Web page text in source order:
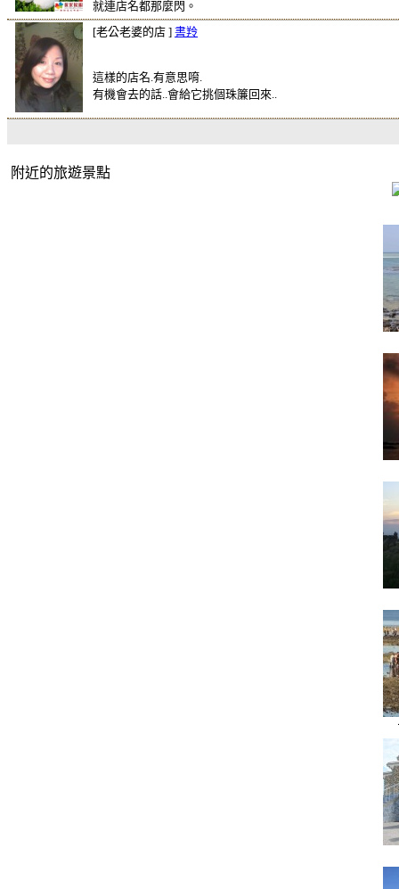
就連店名都那麼閃。
[老公老婆的店 ] 書羚
這樣的店名.有意思唷.
有機會去的話..會給它挑個珠簾回來..
附近的旅遊景點